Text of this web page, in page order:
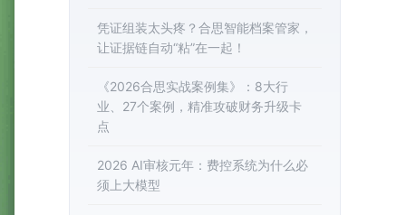
凭证组装太头疼？合思智能档案管家，
让证据链自动“粘”在一起！
《2026合思实战案例集》：8大行
业、27个案例，精准攻破财务升级卡
点
2026 AI审核元年：费控系统为什么必
须上大模型